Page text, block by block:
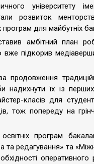
університету
розвиток
програм для майбутніх
амбітний план
підкорив
продовження
надихнути їх із
класів для
тож попереду на
програм
та редагування» та
оперативного